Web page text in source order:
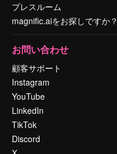
プレスルーム
magnific.aiをお探しですか？
お問い合わせ
顧客サポート
Instagram
YouTube
LinkedIn
TikTok
Discord